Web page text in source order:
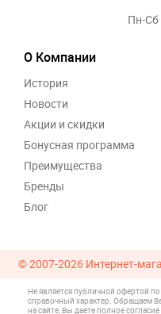
Пн-Сб
О Компании
История
Новости
Акции и скидки
Бонусная программа
Преимущества
Бренды
Блог
© 2007-2026 Интернет-
Не является публичной офертой
справочный характер. Обращаем
на сайте, Вы даете полное